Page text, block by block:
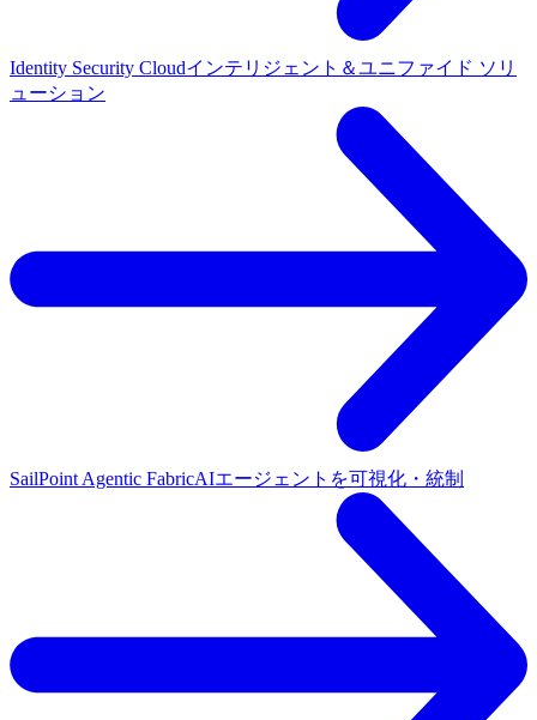
Identity Security Cloudインテリジェント＆ユニファイド ソリ
ューション
SailPoint Agentic FabricAIエージェントを可視化・統制